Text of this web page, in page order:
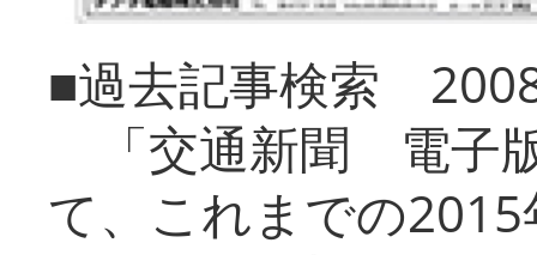
■過去記事検索
「交通新聞 電子
て、これまでの